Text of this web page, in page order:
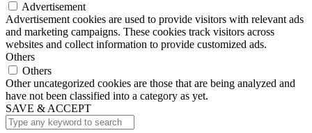
Advertisement
Advertisement cookies are used to provide visitors with relevant ads
and marketing campaigns. These cookies track visitors across
websites and collect information to provide customized ads.
Others
Others
Other uncategorized cookies are those that are being analyzed and
have not been classified into a category as yet.
SAVE & ACCEPT